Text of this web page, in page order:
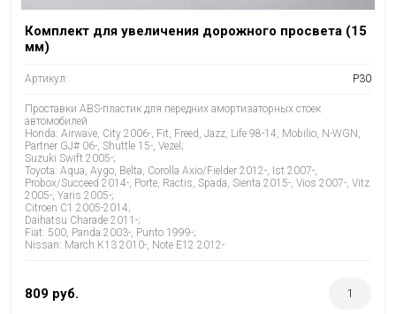
Комплект для увеличения дорожного просвета (15
мм)
Артикул: P30
Проставки ABS-пластик для передних амортизаторных стоек
автомобилей
Honda: Airwave, City 2006-, Fit, Freed, Jazz, Life 98-14, Mobilio, N-WGN,
Partner GJ# 06-, Shuttle 15-, Vezel;
Suzuki Swift 2005-;
Toyota: Aqua, Aygo, Belta, Corolla Axio/Fielder 2012-, Ist 2007-,
Probox/Succeed 2014-, Porte, Ractis, Spada, Sienta 2015-, Vios 2007-, Vitz
2005-, Yaris 2005-;
Citroen C1 2005-2014;
Daihatsu Charade 2011-;
Fiat: 500, Panda 2003-, Punto 1999-;
Nissan: March K13 2010-, Note E12 2012-
809 руб.